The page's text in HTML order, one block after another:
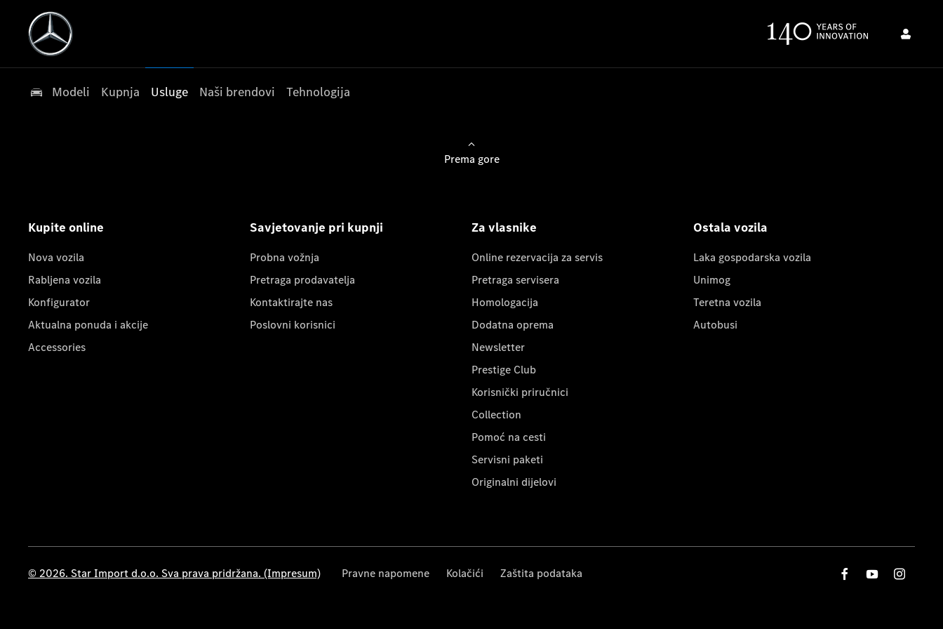
Modeli Kupnja Usluge Naši brendovi Tehnologija
Prema gore
Kupite online
Nova vozila
Rabljena vozila
Konfigurator
Aktualna ponuda i akcije
Accessories
Savjetovanje pri kupnji
Probna vožnja
Pretraga prodavatelja
Kontaktirajte nas
Poslovni korisnici
Za vlasnike
Online rezervacija za servis
Pretraga servisera
Homologacija
Dodatna oprema
Newsletter
Prestige Club
Korisnički priručnici
Collection
Pomoć na cesti
Servisni paketi
Originalni dijelovi
Ostala vozila
Laka gospodarska vozila
Unimog
Teretna vozila
Autobusi
© 2026. Star Import d.o.o. Sva prava pridržana. (Impresum) Pravne napomene Kolačići Zaštita podataka